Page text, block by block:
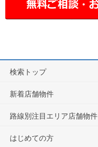
検索トップ
新着店舗物件
路線別注目エリア店舗物件
はじめての方